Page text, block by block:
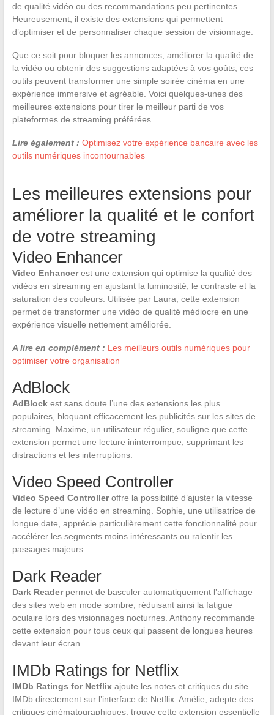
de qualité vidéo ou des recommandations peu pertinentes.
Heureusement, il existe des extensions qui permettent
d’optimiser et de personnaliser chaque session de visionnage.
Que ce soit pour bloquer les annonces, améliorer la qualité de
la vidéo ou obtenir des suggestions adaptées à vos goûts, ces
outils peuvent transformer une simple soirée cinéma en une
expérience immersive et agréable. Voici quelques-unes des
meilleures extensions pour tirer le meilleur parti de vos
plateformes de streaming préférées.
Lire également : Optimisez votre expérience bancaire avec les
outils numériques incontournables
Les meilleures extensions pour
améliorer la qualité et le confort
de votre streaming
Video Enhancer
Video Enhancerest une extension qui optimise la qualité des
vidéos en streaming en ajustant la luminosité, le contraste et la
saturation des couleurs. Utilisée par Laura, cette extension
permet de transformer une vidéo de qualité médiocre en une
expérience visuelle nettement améliorée.
A lire en complément : Les meilleurs outils numériques pour
optimiser votre organisation
AdBlock
AdBlockest sans doute l’une des extensions les plus
populaires, bloquant efficacement les publicités sur les sites de
streaming. Maxime, un utilisateur régulier, souligne que cette
extension permet une lecture ininterrompue, supprimant les
distractions et les interruptions.
Video Speed Controller
Video Speed Controlleroffre la possibilité d’ajuster la vitesse
de lecture d’une vidéo en streaming. Sophie, une utilisatrice de
longue date, apprécie particulièrement cette fonctionnalité pour
accélérer les segments moins intéressants ou ralentir les
passages majeurs.
Dark Reader
Dark Readerpermet de basculer automatiquement l’affichage
des sites web en mode sombre, réduisant ainsi la fatigue
oculaire lors des visionnages nocturnes. Anthony recommande
cette extension pour tous ceux qui passent de longues heures
devant leur écran.
IMDb Ratings for Netflix
IMDb Ratings for Netflixajoute les notes et critiques du site
IMDb directement sur l’interface de Netflix. Amélie, adepte des
critiques cinématographiques, trouve cette extension essentielle